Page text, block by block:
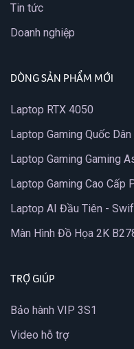
Tin tức
Doanh nghiệp
DÒNG SẢN PHẨM MỚI
Laptop RTX 4050
Laptop Gaming Quốc
Laptop Gaming Gaming
Laptop Gaming Cao Cấp
Laptop AI Đầu Tiên -
Màn Hình Đồ Họa 2K
TRỢ GIÚP
Bảo hành VIP 3S1
Video hỗ trợ